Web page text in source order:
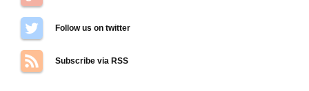
Follow us on Twitter
Subscribe via RSS